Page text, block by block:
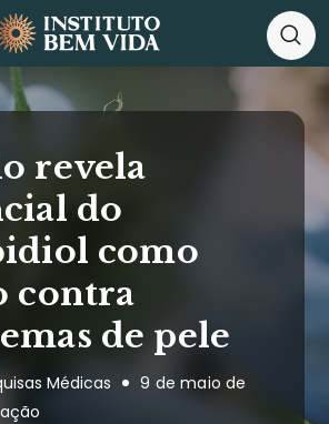
revela
do
como
contra
de pele
Médicas
9 de maio de